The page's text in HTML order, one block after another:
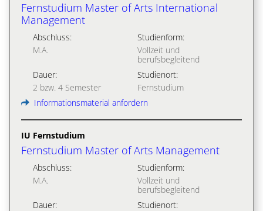
Fernstudium Master of Arts International
Management
Abschluss:
M.A.
Studienform:
Vollzeit und
berufsbegleitend
Dauer:
2 bzw. 4 Semester
Studienort:
Fernstudium
Informationsmaterial anfordern
IU Fernstudium
Fernstudium Master of Arts Management
Abschluss:
M.A.
Studienform:
Vollzeit und
berufsbegleitend
Dauer:
Studienort: